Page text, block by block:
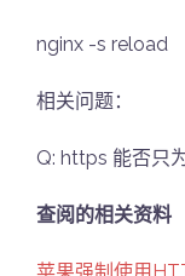
nginx -s reload
相关问题：
Q: https 能否只
查阅的相关资料